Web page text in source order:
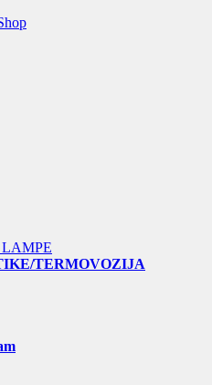
TERMOVOZIJA